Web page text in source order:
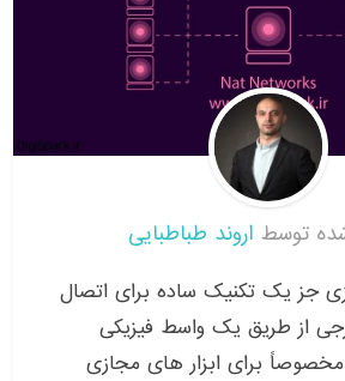
توسط اروند طباطبایی
جز یک تکنیک ساده برای اتصال
از طریق یک واسط فیزیکی
برای ابزار های مجازی